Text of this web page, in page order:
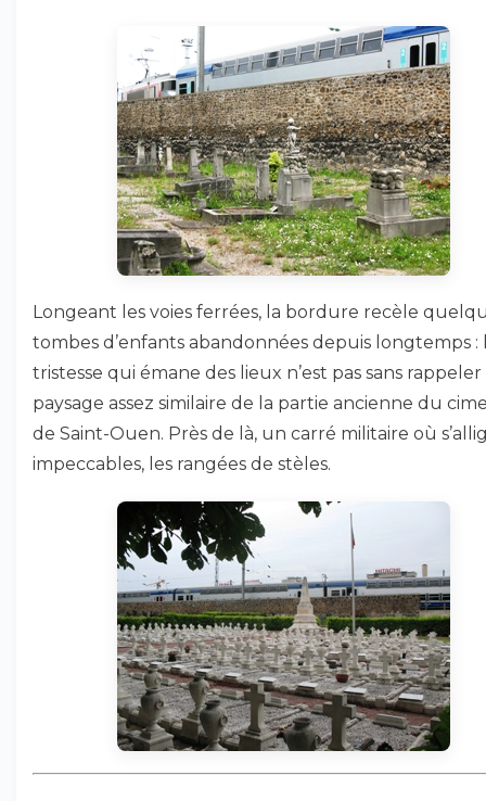
Longeant les voies ferrées, la bordure recèle
tombes d’enfants abandonnées depuis longtemps :
tristesse qui émane des lieux n’est pas sans rappeler
paysage assez similaire de la partie ancienne du
de Saint-Ouen. Près de là, un carré militaire où
impeccables, les rangées de stèles.